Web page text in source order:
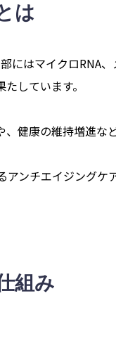
は
はマイクロRNA
しています。
健康の維持増進な
ンチエイジングケ
組み